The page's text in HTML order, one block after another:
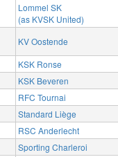
Lommel SK
(as KVSK United)
KV Oostende
KSK Ronse
KSK Beveren
RFC Tournai
Standard Liège
RSC Anderlecht
Sporting Charleroi